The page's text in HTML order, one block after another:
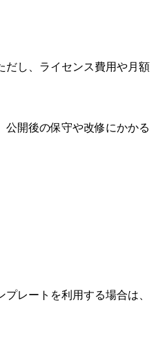
だし、ライセンス費用や月額
公開後の保守や改修にかかる
レートを利用する場合は、